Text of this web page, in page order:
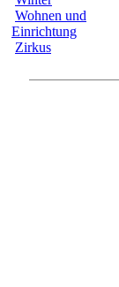
Wohnen und
Einrichtung
Zirkus